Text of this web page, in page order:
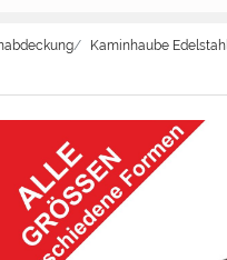
Kaminhaube